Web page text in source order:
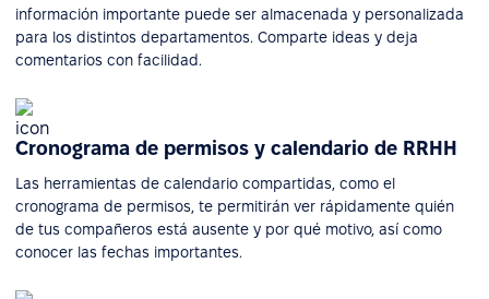
información importante puede ser almacenada y personalizada
para los distintos departamentos. Comparte ideas y deja
comentarios con facilidad.
Cronograma de permisos y calendario de RRHH
Las herramientas de calendario compartidas, como el
cronograma de permisos, te permitirán ver rápidamente quién
de tus compañeros está ausente y por qué motivo, así como
conocer las fechas importantes.